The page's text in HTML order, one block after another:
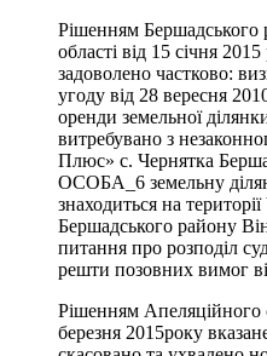
Рішенням Бершадського
області від 15 січня
задоволено частково:
угоду від 28 вересня
оренди земельної
витребувано з
Плюс» с. Чернятка
ОСОБА_6 земельну
знаходиться на
Бершадського району
питання про розподіл
решти позовних вимог
Рішенням Апеляційного
березня 2015року